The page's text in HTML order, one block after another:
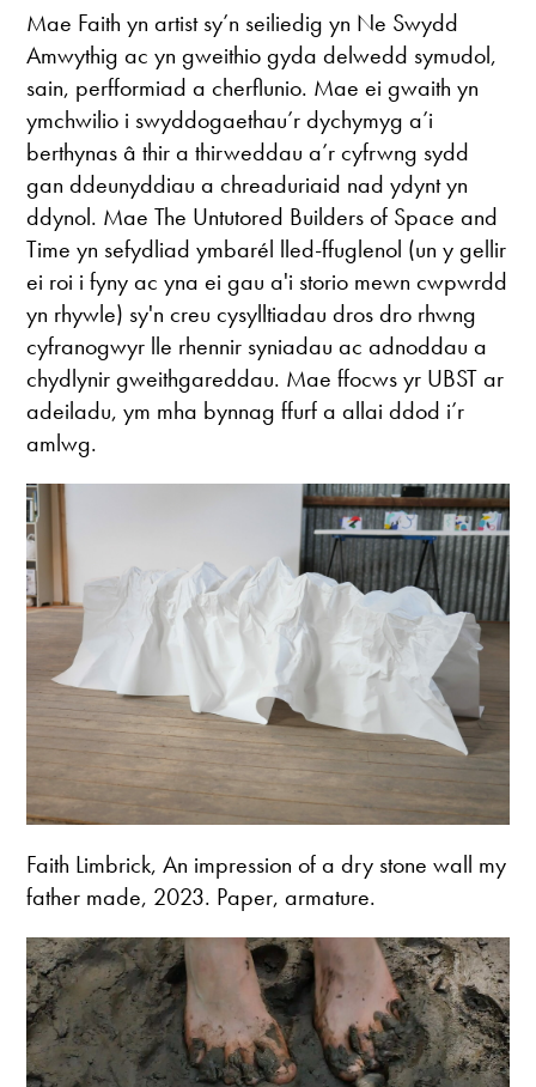
Mae Faith yn artist sy’n seiliedig yn Ne Swydd
Amwythig ac yn gweithio gyda delwedd symudol,
sain, perfformiad a cherflunio. Mae ei gwaith yn
ymchwilio i swyddogaethau’r dychymyg a’i
berthynas â thir a thirweddau a’r cyfrwng sydd
gan ddeunyddiau a chreaduriaid nad ydynt yn
ddynol. Mae The Untutored Builders of Space and
Time yn sefydliad ymbarél lled-ffuglenol (un y gellir
ei roi i fyny ac yna ei gau a'i storio mewn cwpwrdd
yn rhywle) sy'n creu cysylltiadau dros dro rhwng
cyfranogwyr lle rhennir syniadau ac adnoddau a
chydlynir gweithgareddau. Mae ffocws yr UBST ar
adeiladu, ym mha bynnag ffurf a allai ddod i’r
amlwg.
Faith Limbrick, An impression of a dry stone wall my
father made, 2023. Paper, armature.